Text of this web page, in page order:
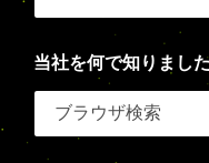
当社を何で知りまし